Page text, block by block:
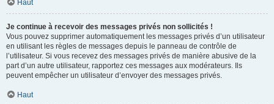
Haut
Je continue à recevoir des messages privés non sollicités !
Vous pouvez supprimer automatiquement les messages privés d’un utilisateur
en utilisant les règles de messages depuis le panneau de contrôle de
l’utilisateur. Si vous recevez des messages privés de manière abusive de la
part d’un autre utilisateur, rapportez ces messages aux modérateurs. Ils
peuvent empêcher un utilisateur d’envoyer des messages privés.
Haut